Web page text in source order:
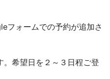
フォームでの予約が追加さ
希望日を２～３日程ご登